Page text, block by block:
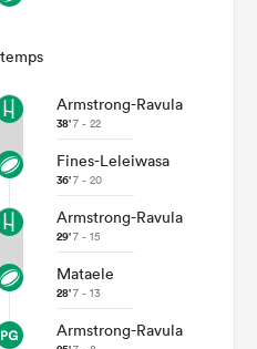
Armstrong-Ravula
38'7 - 22
Fines-Leleiwasa
36'7 - 20
Armstrong-Ravula
29'7 - 15
Mataele
28'7 - 13
Armstrong-Ravula